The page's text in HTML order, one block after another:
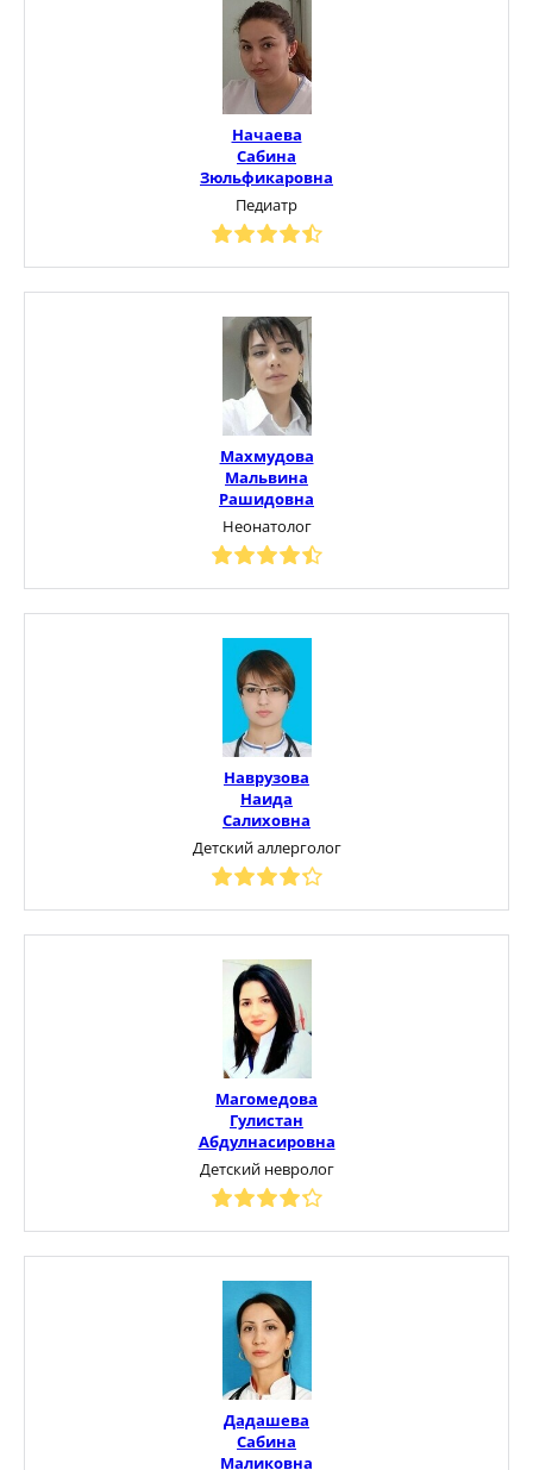
Начаева
Сабина
Зюльфикаровна
Педиатр
Махмудова
Мальвина
Рашидовна
Неонатолог
Наврузова
Наида
Салиховна
Детский аллерголог
Магомедова
Гулистан
Абдулнасировна
Детский невролог
Дадашева
Сабина
Маликовна